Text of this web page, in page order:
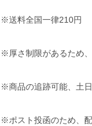
※送料全国一律210円
※厚さ制限があるため
※商品の追跡可能、土
※ポスト投函のため、